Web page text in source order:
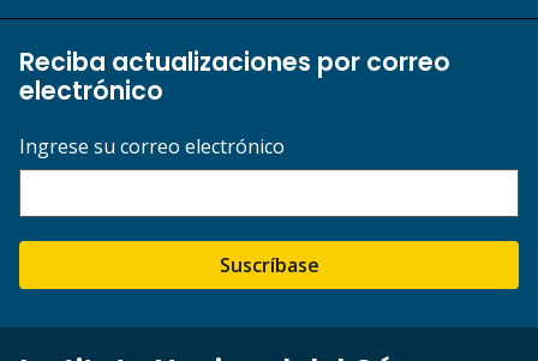
Reciba actualizaciones por correo
electrónico
Ingrese su correo electrónico
Suscríbase